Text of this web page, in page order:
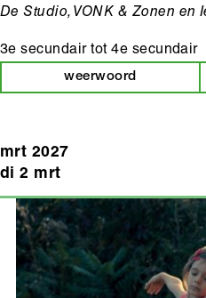
3e secundairtot4e secundair
De Studio, VONK & Zonen en
weerwoord
mrt 2027
di 2 mrt